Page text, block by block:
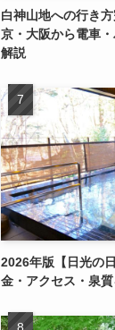
白神山地への行き
京・大阪から電車
解説
2026年版【日光の
金・アクセス・泉